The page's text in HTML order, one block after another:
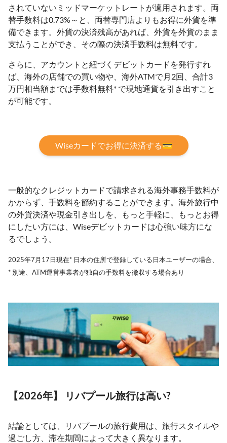
されていないミッドマーケットレートが適用されます。両
替手数料は0.73%～と、両替専門店よりもお得に外貨を準
備できます。外貨の決済残高があれば、外貨を外貨のまま
支払うことができ、その際の決済手数料は無料です。
さらに、アカウントと紐づくデビットカードを発行すれ
ば、海外の店舗での買い物や、海外ATMで月2回、合計3
万円相当額までは手数料無料* で現地通貨を引き出すこと
が可能です。
Wiseカードでお得に決済する💳
一般的なクレジットカードで請求される海外事務手数料が
かからず、手数料を節約することができます。海外旅行中
の外貨決済や現金引き出しを、もっと手軽に、もっとお得
にしたい方には、Wiseデビットカードは心強い味方にな
るでしょう。
2025年7月17日現在* 日本の住所で登録している日本ユーザーの場合、
* 別途、ATM運営事業者が独自の手数料を徴収する場合あり
【2026年】 リバプール旅行は高い?
結論としては、リバプールの旅行費用は、旅行スタイルや
過ごし方、滞在期間によって大きく異なります。